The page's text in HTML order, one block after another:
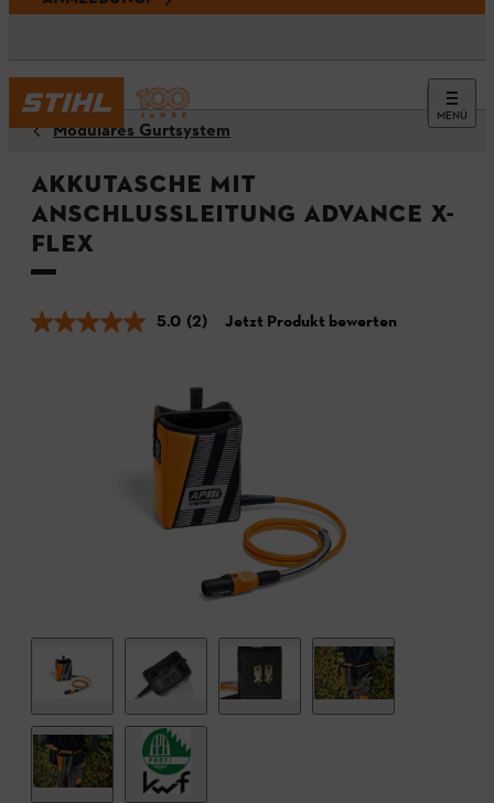
MENÜ
Modulares Gurtsystem
Akkutasche mit
Anschlussleitung ADVANCE X-
Flex
5.0 (2) Jetzt Produkt bewerten